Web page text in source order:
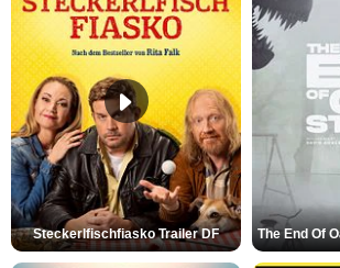
Steckerlfischfiasko Trailer DF